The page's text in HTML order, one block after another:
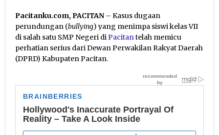
Pacitanku.com, PACITAN – Kasus dugaan
perundungan (bullying) yang menimpa siswi kelas VII
di salah satu SMP Negeri di Pacitan telah memicu
perhatian serius dari Dewan Perwakilan Rakyat Daerah
(DPRD) Kabupaten Pacitan.